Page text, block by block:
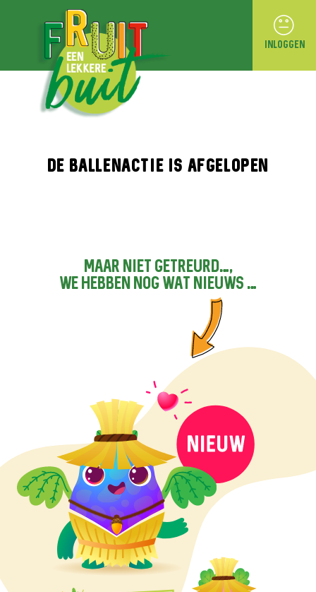
INLOGGEN
DE BALLENACTIE IS AFGELOPEN
MAAR NIET GETREURD…,
WE HEBBEN NOG WAT NIEUWS …